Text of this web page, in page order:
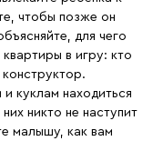
чтобы позже он
для чего
в игру: кто
куклам находиться
никто не наступит
малышу, как вам